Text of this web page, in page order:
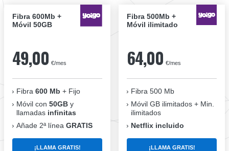
Fibra 600Mb +
Móvil 50GB
49,00 €/mes
Fibra 600 Mb + Fijo
Móvil con 50GB y
llamadas infinitas
Añade 2ª línea GRATIS
¡LLAMA GRATIS!
Fibra 500Mb +
Móvil ilimitado
64,00 €/mes
Fibra 500 Mb
Móvil GB ilimitados + Min.
ilimitados
Netflix incluido
¡LLAMA GRATIS!